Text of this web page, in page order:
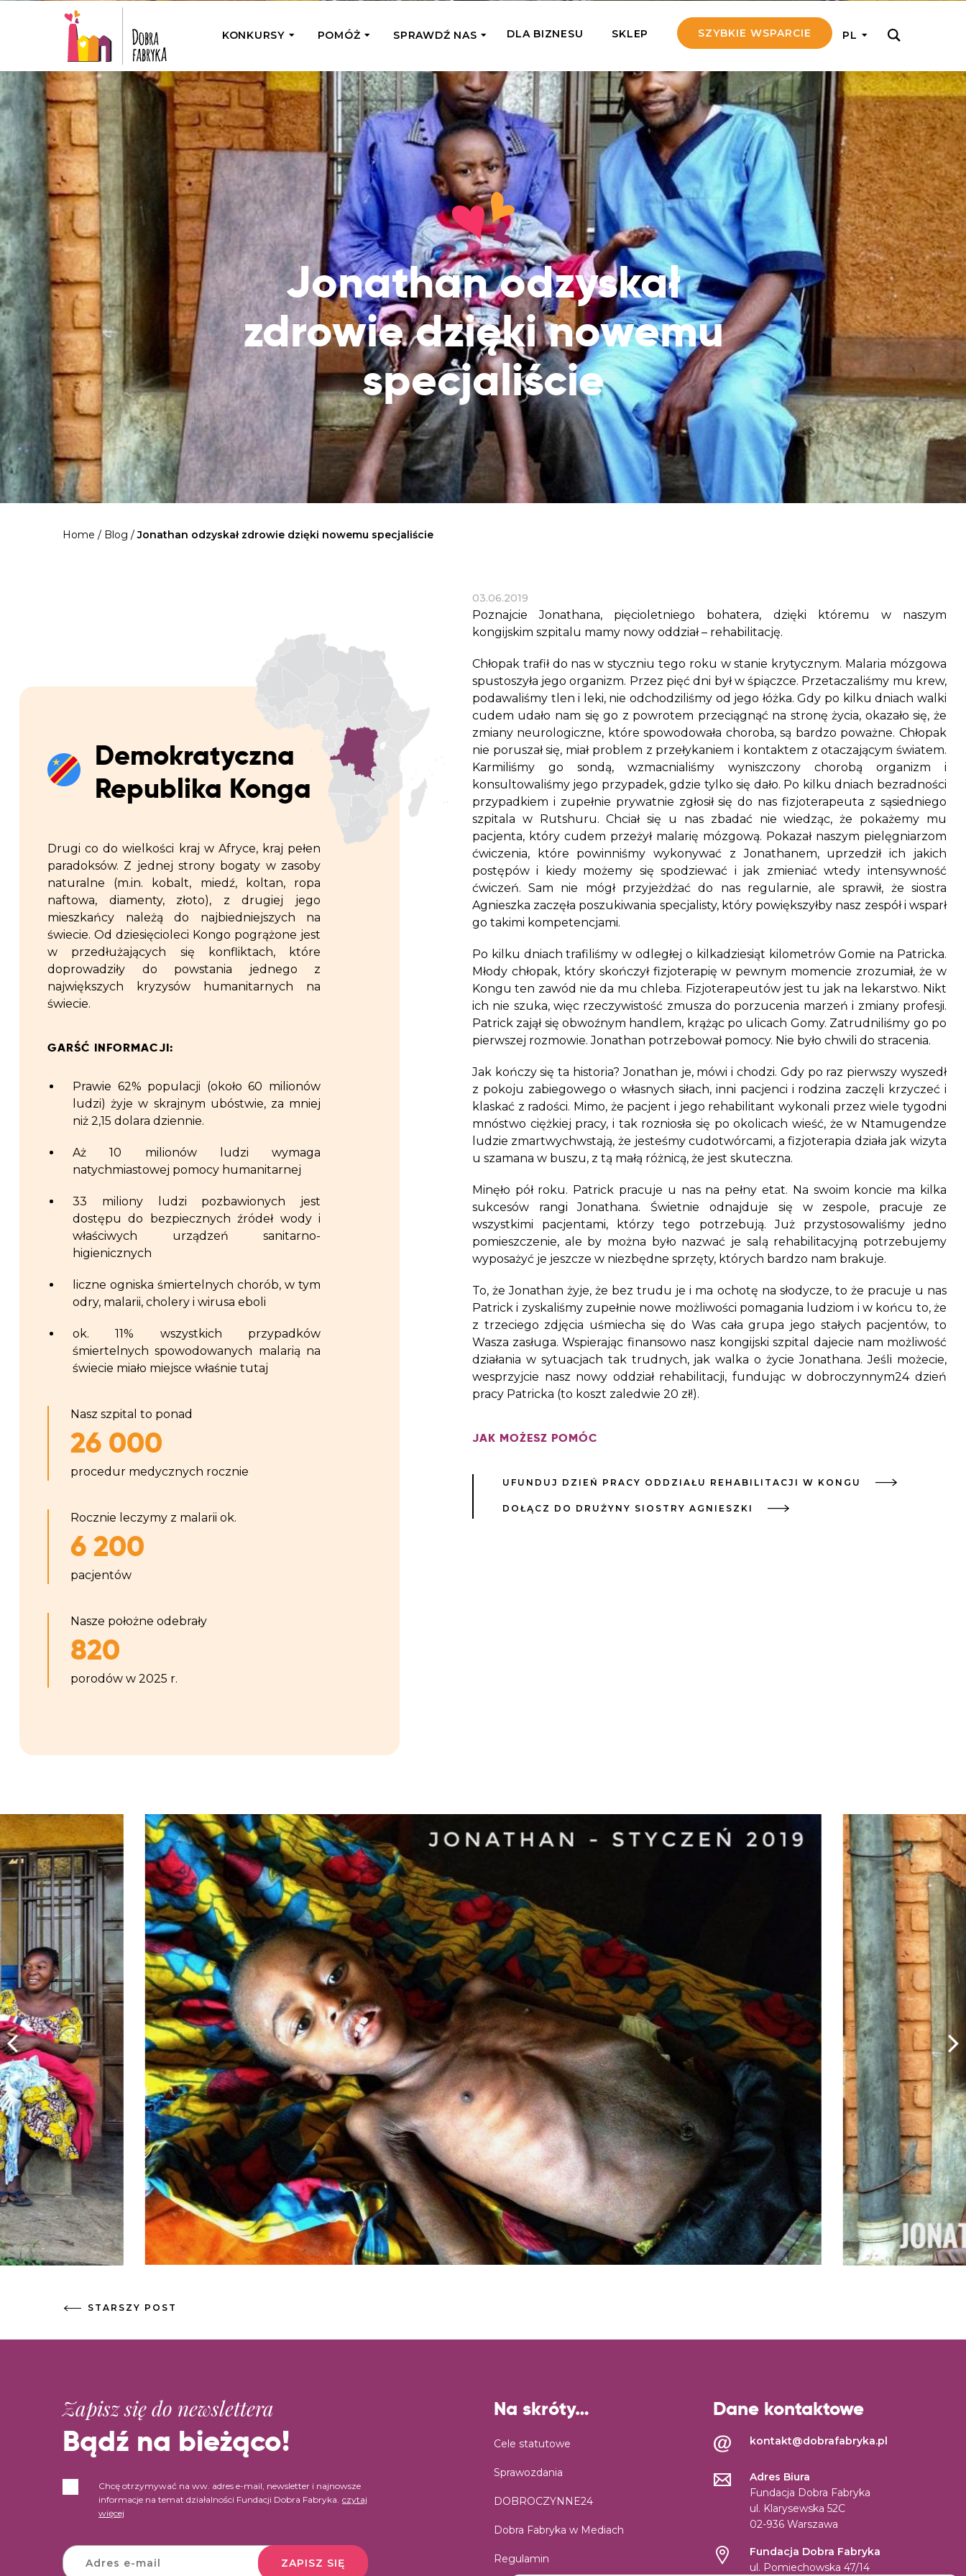
KONKURSY
Wyjedź z Nami
Odwiedź jedno z miejsc, w których
działamy
Przybij 5 w 7 Ogrodach
Wyjedź do Grecji z Michałem
Żakowskim z Radia 357
POMÓŻ
POMAGAM JEDNORAZOWO
Przekaż Kalorie
Podaruj dziecku posiłek z okazji Dnia
Dziecka
Podaruj 1,5%
Przekaż niewielką część swojego
podatku naszym podopiecznym
Pilna Pomoc
Przekaż pomoc tam, gdzie jest teraz
najbardziej potrzebna
Dobroczynne24
Zrób zakupy dla potrzebujących w
markecie z dobrymi uczynkami
Warzywniak Charbela
Zrób zakupy u niewidomego Charbela i
wspieraj Głodnych
WSPIERAM REGULARNIE
Przybij nam 5!
Pomagaj efektywnie, przekazując na
pomoc 5 zł tygodniowo
Adoptuj Seniora
Dołącz do rodziny Seniora, wspierając
go finansowo i emocjonalnie
Drużyny Aniołów
Wspieraj pracę konkretnego misjonarza
i pozostań z nim kontakcie
Wiatraczek dla Życia
Uratuj dziecko cierpiące z powodu
głodu i wspieraj edukację rodziców
SPRAWDŹ NAS
Zespół Fundacji
Poznaj listonoszy przekazanego przez
Ciebie wsparcia
Jak pomagamy
Karmimy, Leczymy, Uczymy, Dajemy
Pracę – sprawdź co to oznacza w
praktyce
Co już zrobiliśmy
Przeczytaj historie ludzi, którym już
pomogliśmy
Gdzie działamy
Sprawdź listę miejsc, do których dociera
Twoja pomoc
Sprawozdania
Zweryfikuj, w jaki sposób wydajemy
przekazane Darowizny
Cele statutowe
Sprawdź cele naszej organizacji
Kontakt
DLA BIZNESU SKLEP SZYBKIE WSPARCIE PL
Jonathan odzyskał
zdrowie dzięki nowemu
specjaliście
Home / Blog /Jonathan odzyskał zdrowie dzięki nowemu specjaliście
Demokratyczna
Republika Konga
Drugi co do wielkości kraj w Afryce, kraj pełen
paradoksów. Z jednej strony bogaty w zasoby
naturalne (m.in. kobalt, miedź, koltan, ropa
naftowa, diamenty, złoto), z drugiej jego
mieszkańcy należą do najbiedniejszych na
świecie. Od dziesięcioleci Kongo pogrążone jest
w przedłużających się konfliktach, które
doprowadziły do powstania jednego z
największych kryzysów humanitarnych na
świecie.
GARŚĆ INFORMACJI:
Prawie 62% populacji (około 60 milionów
ludzi) żyje w skrajnym ubóstwie, za mniej
niż 2,15 dolara dziennie.
Aż 10 milionów ludzi wymaga
natychmiastowej pomocy humanitarnej
33 miliony ludzi pozbawionych jest
dostępu do bezpiecznych źródeł wody i
właściwych urządzeń sanitarno-
higienicznych
liczne ogniska śmiertelnych chorób, w tym
odry, malarii, cholery i wirusa eboli
ok. 11% wszystkich przypadków
śmiertelnych spowodowanych malarią na
świecie miało miejsce właśnie tutaj
Nasz szpital to ponad
26 000
procedur medycznych rocznie
Rocznie leczymy z malarii ok.
6 200
pacjentów
Nasze położne odebrały
820
porodów w 2025 r.
03.06.2019
Poznajcie Jonathana, pięcioletniego bohatera, dzięki któremu w naszym
kongijskim szpitalu mamy nowy oddział – rehabilitację.
Chłopak trafił do nas w styczniu tego roku w stanie krytycznym. Malaria mózgowa
spustoszyła jego organizm. Przez pięć dni był w śpiączce. Przetaczaliśmy mu krew,
podawaliśmy tlen i leki, nie odchodziliśmy od jego łóżka. Gdy po kilku dniach walki
cudem udało nam się go z powrotem przeciągnąć na stronę życia, okazało się, że
zmiany neurologiczne, które spowodowała choroba, są bardzo poważne. Chłopak
nie poruszał się, miał problem z przełykaniem i kontaktem z otaczającym światem.
Karmiliśmy go sondą, wzmacnialiśmy wyniszczony chorobą organizm i
konsultowaliśmy jego przypadek, gdzie tylko się dało. Po kilku dniach bezradności
przypadkiem i zupełnie prywatnie zgłosił się do nas fizjoterapeuta z sąsiedniego
szpitala w Rutshuru. Chciał się u nas zbadać nie wiedząc, że pokażemy mu
pacjenta, który cudem przeżył malarię mózgową. Pokazał naszym pielęgniarzom
ćwiczenia, które powinniśmy wykonywać z Jonathanem, uprzedził ich jakich
postępów i kiedy możemy się spodziewać i jak zmieniać wtedy intensywność
ćwiczeń. Sam nie mógł przyjeżdżać do nas regularnie, ale sprawił, że siostra
Agnieszka zaczęła poszukiwania specjalisty, który powiększyłby nasz zespół i wsparł
go takimi kompetencjami.
Po kilku dniach trafiliśmy w odległej o kilkadziesiąt kilometrów Gomie na Patricka.
Młody chłopak, który skończył fizjoterapię w pewnym momencie zrozumiał, że w
Kongu ten zawód nie da mu chleba. Fizjoterapeutów jest tu jak na lekarstwo. Nikt
ich nie szuka, więc rzeczywistość zmusza do porzucenia marzeń i zmiany profesji.
Patrick zajął się obwoźnym handlem, krążąc po ulicach Gomy. Zatrudniliśmy go po
pierwszej rozmowie. Jonathan potrzebował pomocy. Nie było chwili do stracenia.
Jak kończy się ta historia? Jonathan je, mówi i chodzi. Gdy po raz pierwszy wyszedł
z pokoju zabiegowego o własnych siłach, inni pacjenci i rodzina zaczęli krzyczeć i
klaskać z radości. Mimo, że pacjent i jego rehabilitant wykonali przez wiele tygodni
mnóstwo ciężkiej pracy, i tak rozniosła się po okolicach wieść, że w Ntamugendze
ludzie zmartwychwstają, że jesteśmy cudotwórcami, a fizjoterapia działa jak wizyta
u szamana w buszu, z tą małą różnicą, że jest skuteczna.
Minęło pół roku. Patrick pracuje u nas na pełny etat. Na swoim koncie ma kilka
sukcesów rangi Jonathana. Świetnie odnajduje się w zespole, pracuje ze
wszystkimi pacjentami, którzy tego potrzebują. Już przystosowaliśmy jedno
pomieszczenie, ale by można było nazwać je salą rehabilitacyjną potrzebujemy
wyposażyć je jeszcze w niezbędne sprzęty, których bardzo nam brakuje.
To, że Jonathan żyje, że bez trudu je i ma ochotę na słodycze, to że pracuje u nas
Patrick i zyskaliśmy zupełnie nowe możliwości pomagania ludziom i w końcu to, że
z trzeciego zdjęcia uśmiecha się do Was cała grupa jego stałych pacjentów, to
Wasza zasługa. Wspierając finansowo nasz kongijski szpital dajecie nam możliwość
działania w sytuacjach tak trudnych, jak walka o życie Jonathana. Jeśli możecie,
wesprzyjcie nasz nowy oddział rehabilitacji, fundując w dobroczynnym24 dzień
pracy Patricka (to koszt zaledwie 20 zł!).
JAK MOŻESZ POMÓC
UFUNDUJ DZIEŃ PRACY ODDZIAŁU REHABILITACJI W KONGU
DOŁĄCZ DO DRUŻYNY SIOSTRY AGNIESZKI
STARSZY POST
Zapisz się do newslettera
Bądź na bieżąco!
Chcę otrzymywać na ww. adres e-mail, newsletter i najnowsze
informacje na temat działalności Fundacji Dobra Fabryka. czytaj
więcej
ZAPISZ SIĘ
Na skróty…
Cele statutowe
Sprawozdania
DOBROCZYNNE24
Dobra Fabryka w Mediach
Regulamin
Dane kontaktowe
kontakt@dobrafabryka.pl
Adres Biura
Fundacja Dobra Fabryka
ul. Klarysewska 52C
02-936 Warszawa
Fundacja Dobra Fabryka
ul. Pomiechowska 47/14